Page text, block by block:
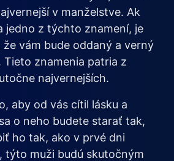
v manželstve. Ak
jedno z týchto znamení, je
vám bude oddaný a verný
znamenia patria z
najvernejších.
aby od vás cítil lásku a
o neho budete starať tak,
ho tak, ako v prvé dni
týto muži budú skutočným